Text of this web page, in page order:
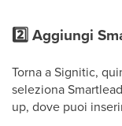
2️⃣ Aggiungi
Torna a Signitic,
seleziona
up, dove puoi